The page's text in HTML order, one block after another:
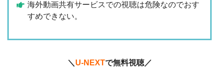
海外動画共有サービスでの視聴は危険なのでおす
すめできない。
＼ U-NEXTで無料視聴／